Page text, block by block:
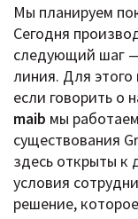
Мы планируем
Сегодня
следующий шаг
линия. Для
если говорить о
maib мы
существования
здесь открыты к
условия
решение,